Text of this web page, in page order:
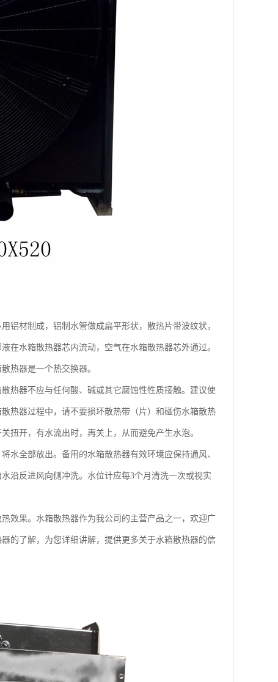
铝材制成，铝制水管做成扁平形状，散热片带波纹状，
在水箱散热器芯内流动，空气在水箱散热器芯外通过。
热器是一个热交换器。
热器不应与任何酸、碱或其它腐蚀性性质接触。建议使
热器过程中，请不要损坏散热带（片）和碰伤水箱散热
扭开，有水流出时，再关上，从而避免产生水泡。
水全部放出。备用的水箱散热器有效环境应保持通风、
沿反进风向侧冲洗。水位计应每3个月清洗一次或视实
效果。水箱散热器作为我公司的主营产品之一，欢迎广
的了解，为您详细讲解，提供更多关于水箱散热器的信